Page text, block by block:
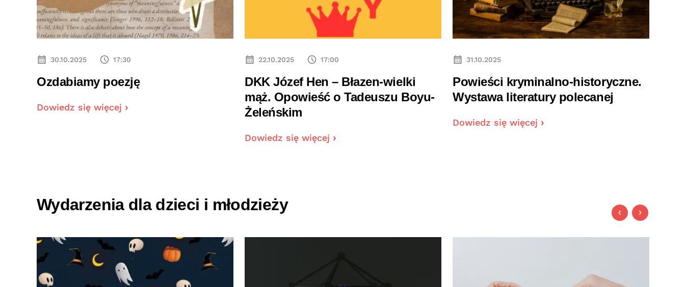
30.10.2025 17:30
Ozdabiamy poezję
Dowiedz się więcej
22.10.2025 17:00
DKK Józef Hen – Błazen-wielki
mąż. Opowieść o Tadeuszu Boyu-
Żeleńskim
Dowiedz się więcej
31.10.2025
Powieści kryminalno-historyczne.
Wystawa literatury polecanej
Dowiedz się więcej
Wydarzenia dla dzieci i młodzieży